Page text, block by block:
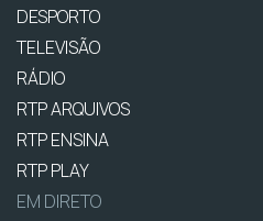
DESPORTO
TELEVISÃO
RÁDIO
RTP ARQUIVOS
RTP ENSINA
RTP PLAY
EM DIRETO